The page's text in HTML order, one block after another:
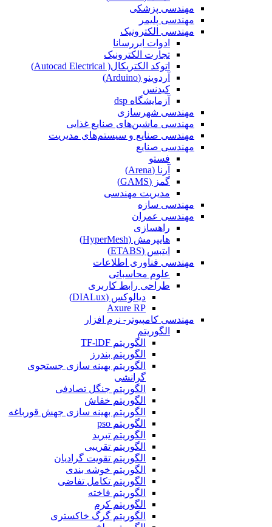
مهندسی پزشکی
مهندسی پلیمر
مهندسی الکترونیک
ادوات ابررسانا
تجارت الکترونیک
اتوکد الکتریکال( Autocad Electrical)
آردوینو (Arduino)
کیدنس
آزمایشگاه dsp
مهندسی شهرسازی
مهندسی ماشین‌های صنایع غذایی
مهندسی صنایع و سیستم‌های مدیریت
مهندسی صنایع
فستو
آرنا (Arena)
گمز (GAMS)
مدیریت مهندسی
مهندسی سازه
مهندسی عمران‌
راهسازی
هایپرمش (HyperMesh)
ایتبس (ETABS)
مهندسی فناوری اطلاعات
علوم محاسباتی
طراحی رابط کاربری
دیالوکس (DIALux)
Axure RP
مهندسی کامپیوتر- نرم افزار
الگوریتم
الگوریتم TF-lDF
الگوریتم بندرز
الگوریتم بهینه سازی جستجوی
گرانشی
الگوریتم جنگل تصادفی
الگوریتم خفاش
الگوریتم بهینه سازی جهش قورباغه
الگوریتم pso
الگوریتم تبرید
الگوریتم تقریبی
الگوریتم تقویت گرادیان
الگوریتم خوشه بندی
الگوریتم تکامل تفاضی
الگوریتم فاخته
الگوریتم کرم
الگوریتم گرگ خاکستری